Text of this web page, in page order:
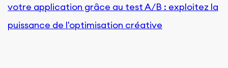
votre application grâce au test A/B : exploitez la
puissance de l'optimisation créative